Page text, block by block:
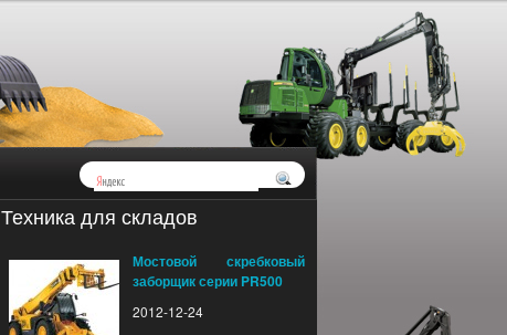
Техника для складов
Мостовой скребковый
заборщик серии PR500
2012-12-24